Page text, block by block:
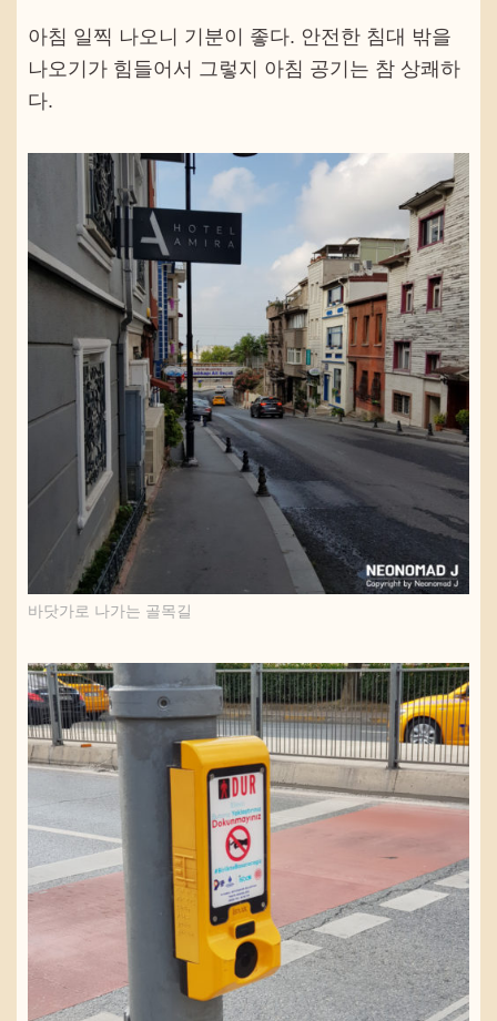
아침 일찍 나오니 기분이 좋다. 안전한 침대 밖을
나오기가 힘들어서 그렇지 아침 공기는 참 상쾌하
다.
바닷가로 나가는 골목길